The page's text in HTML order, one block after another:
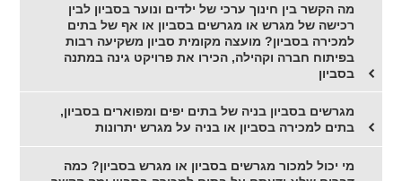
מה הקשר בין חינוך ערכי של ילדים ונוער בסביון לבין
רכישה של מגרש או מגרשים בסביון או אף של בתים
למכירה בסביון? מועצה מקומית סביון משקיעה רבות
בפיתוח חברה וקהילה, הכירו את פרויקט גינה במתנה
בסביון
מגרשים בסביון בניה של בתים יפים ומפוארים בסביון,
בתים למכירה בסביון או בניה על מגרש יתרונות
מי יכול למכור מגרשים בסביון או מגרש בסביון? כמה